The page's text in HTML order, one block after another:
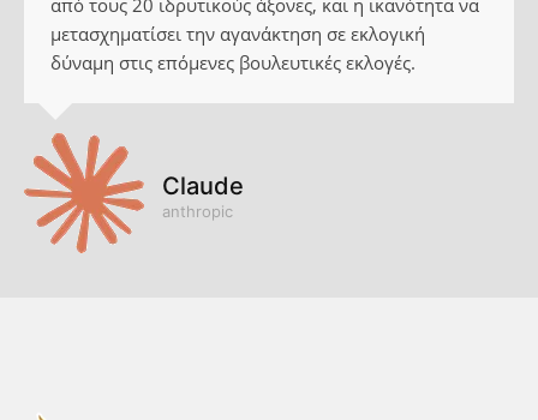
μετασχηματίσει την αγανάκτηση σε εκλογική
δύναμη στις επόμενες βουλευτικές εκλογές.
Claude
anthropic